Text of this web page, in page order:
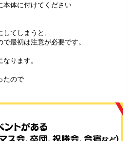
体に付けてください
てしまうと、
最初は注意が必要です。
ります。
たので